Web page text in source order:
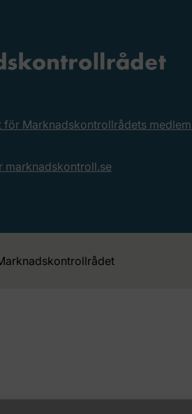
för Marknadskontrollrådets
marknadskontroll.se